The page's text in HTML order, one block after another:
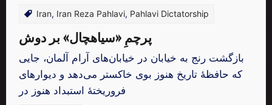
Iran, Iran Reza Pahlavi, Pahlavi Dictatorship
پرچمِ «سیاهچال» بر دوش
بازگشت رنج به خیابان در خیابان‌های آرام آلمان، جایی
که حافظهٔ تاریخ هنوز بوی خاکستر می‌دهد و دیوارهای
فروریختهٔ استبداد هنوز در